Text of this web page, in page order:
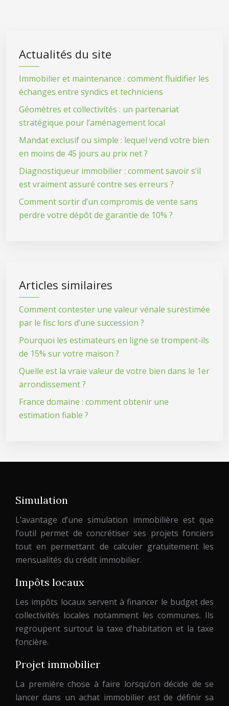
Actualités du site
Immobilier et maintenance : comment fluidifier les
échanges entre syndics et techniciens
Géomètres et collectivités : un partenariat
stratégique pour l’aménagement local
Mandat exclusif ou simple : lequel vend votre bien
en moins de 45 jours au prix net ?
Diagnostiqueur immobilier : comment savoir s’il
est vraiment assuré contre ses erreurs ?
Comment sortir d’un compromis de vente sans
perdre votre dépôt de garantie de 10% ?
Articles similaires
Comment contester une valeur vénale surestimée
par le fisc lors d’une succession ?
Pourquoi les estimateurs en ligne se trompent-ils
de 15% sur votre maison ?
Quelle est la vraie valeur de votre bien dans le 1er
arrondissement ?
France domaine : comment obtenir une
estimation fiable ?
Simulation
L’avantage d’une simulation immobilière est que
l’outil permet de concrétiser ses projets fonciers
tout en permettant de calculer gratuitement les
mensualités du crédit immobilier.
Impôts locaux
Les impôts locaux servent à financer le budget des
collectivités locales notamment les communes. Ils
regroupent surtout la taxe d’habitation et la taxe
foncière.
Projet immobilier
La première chose à faire lorsqu’on décide de se
lancer dans un achat immobilier est de définir sa